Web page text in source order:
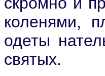
коленями,
одеты
святых.